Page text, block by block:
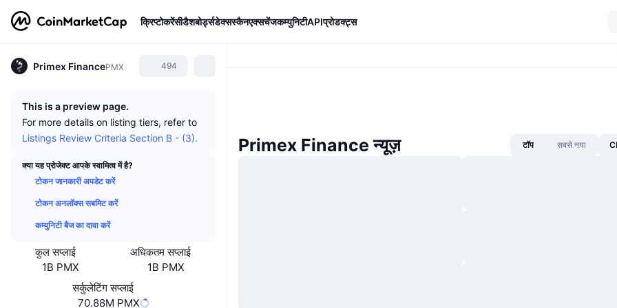
क्रिप्टोकरेंसीडैशबोर्ड्सडेक्सस्कैनएक्सचेंजकम्युनिटीAPIप्रोडक्ट्स
Primex FinancePMX 494
This is a preview page.
For more details on listing tiers, refer to
Listings Review Criteria Section B - (3).
क्या यह प्रोजेक्ट आपके स्वामित्व में है?
टोकन जानकारी अपडेट करें
टोकन अनलॉक्स सबमिट करें
कम्युनिटी बैज का दावा करें
कुल सप्लाई
1B PMX
अधिकतम सप्लाई
1B PMX
सर्कुलेटिंग सप्लाई
70.88M PMX
Primex Finance न्यूज़ टॉप सबसे नया